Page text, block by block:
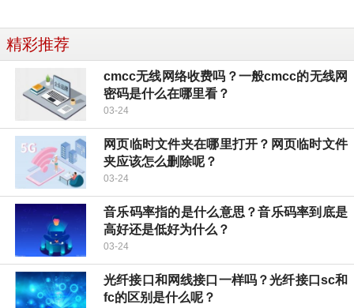
精彩推荐
cmcc无线网络收费吗？一般cmcc的无线网
密码是什么在哪里看？
03-24
网页临时文件夹在哪里打开？网页临时文件
夹应该怎么删除呢？
03-24
音乐码率指的是什么意思？音乐码率到底是
高好还是低好为什么？
03-24
光纤接口和网线接口一样吗？光纤接口sc和
fc的区别是什么呢？